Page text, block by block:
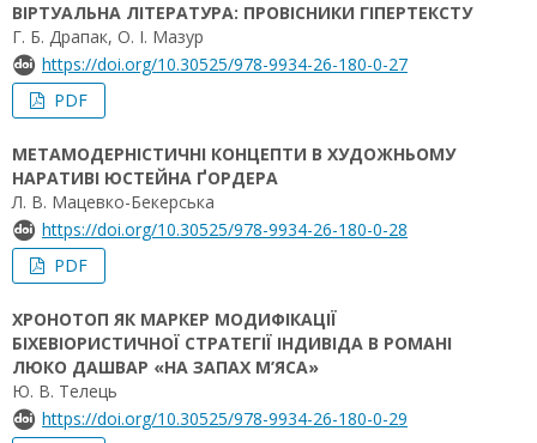
ВІРТУАЛЬНА ЛІТЕРАТУРА: ПРОВІСНИКИ ГІПЕРТЕКСТУ
Г. Б. Драпак, О. І. Мазур
https://doi.org/10.30525/978-9934-26-180-0-27
PDF
МЕТАМОДЕРНІСТИЧНІ КОНЦЕПТИ В ХУДОЖНЬОМУ
НАРАТИВІ ЮСТЕЙНА ҐОРДЕРА
Л. В. Мацевко-Бекерська
https://doi.org/10.30525/978-9934-26-180-0-28
PDF
ХРОНОТОП ЯК МАРКЕР МОДИФІКАЦІЇ
БІХЕВІОРИСТИЧНОЇ СТРАТЕГІЇ ІНДИВІДА В РОМАНІ
ЛЮКО ДАШВАР «НА ЗАПАХ М’ЯСА»
Ю. В. Телець
https://doi.org/10.30525/978-9934-26-180-0-29